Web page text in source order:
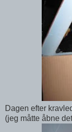
Dagen efter
(jeg måtte åbne